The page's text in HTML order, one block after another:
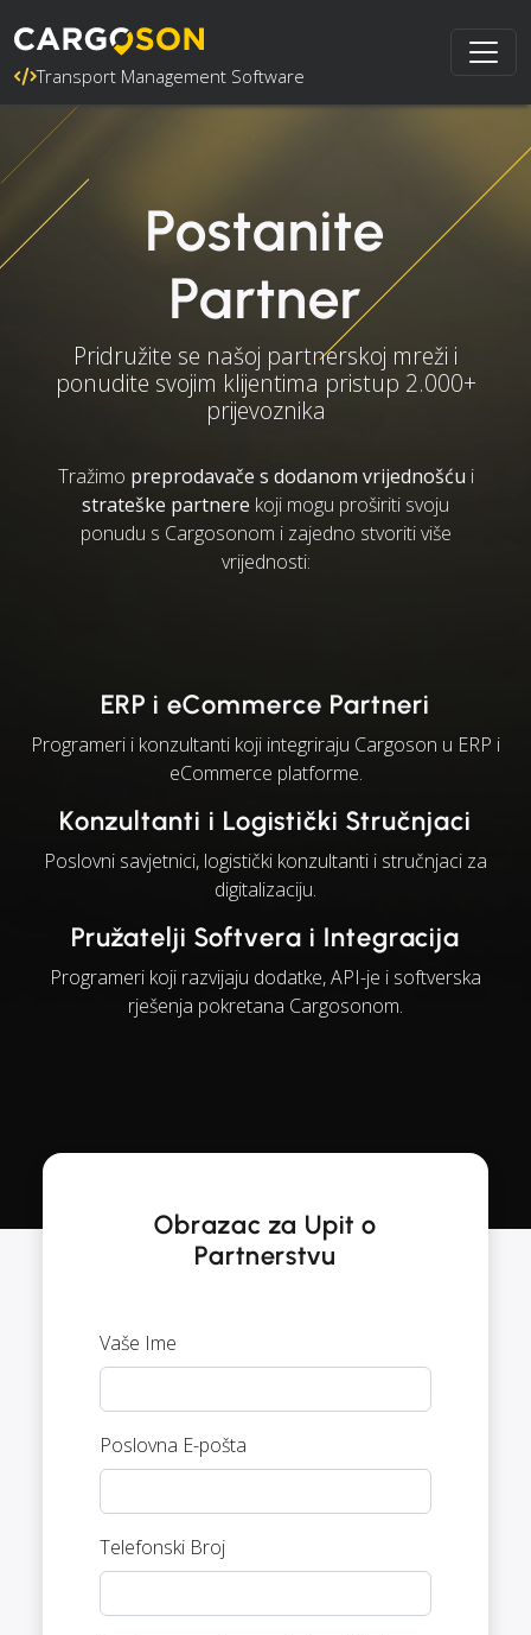
Transport Management Software
Postanite
Partner
Pridružite se našoj partnerskoj mreži i
ponudite svojim klijentima pristup 2.000+
prijevoznika
Tražimo preprodavače s dodanom vrijednošću i
strateške partnere koji mogu proširiti svoju
ponudu s Cargosonom i zajedno stvoriti više
vrijednosti:
ERP i eCommerce Partneri
Programeri i konzultanti koji integriraju Cargoson u ERP i
eCommerce platforme.
Konzultanti i Logistički Stručnjaci
Poslovni savjetnici, logistički konzultanti i stručnjaci za
digitalizaciju.
Pružatelji Softvera i Integracija
Programeri koji razvijaju dodatke, API-je i softverska
rješenja pokretana Cargosonom.
Obrazac za Upit o
Partnerstvu
Vaše Ime
Poslovna E-pošta
Telefonski Broj